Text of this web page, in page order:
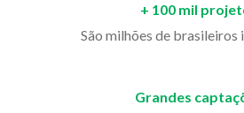
+ 100 mil
São milhões de brasileiros
Grandes